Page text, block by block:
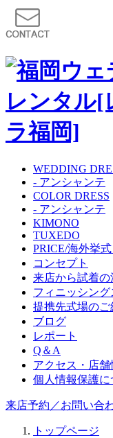
WEDDING
- アンシャンテ
COLOR DRESS
- アンシャンテ
KIMONO
TUXEDO
PRICE/海外挙
コンセプト
来店から試着の
フィニッシン
提携先式場のご
ブログ
レポート
Q＆A
アクセス・店舗
個人情報保護に
来店予約／お問い合
トップページ